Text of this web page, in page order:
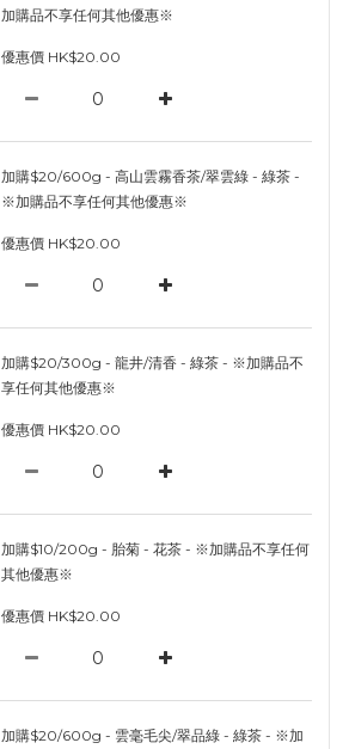
加購品不享任何其他優惠※
優惠價 HK$20.00
加購$20/600g - 高山雲霧香茶/翠雲綠 - 綠茶 -
※加購品不享任何其他優惠※
優惠價 HK$20.00
加購$20/300g - 龍井/清香 - 綠茶 - ※加購品不
享任何其他優惠※
優惠價 HK$20.00
加購$10/200g - 胎菊 - 花茶 - ※加購品不享任何
其他優惠※
優惠價 HK$20.00
加購$20/600g - 雲毫毛尖/翠品綠 - 綠茶 - ※加